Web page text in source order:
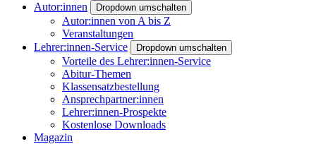
Autor:innen
Dropdown umschalten
Autor:innen von A bis Z
Veranstaltungen
Lehrer:innen-Service
Dropdown umschalten
Vorteile des Lehrer:innen-Service
Abitur-Themen
Klassensatzbestellung
Ansprechpartner:innen
Lehrer:innen-Prospekte
Kostenlose Downloads
Magazin